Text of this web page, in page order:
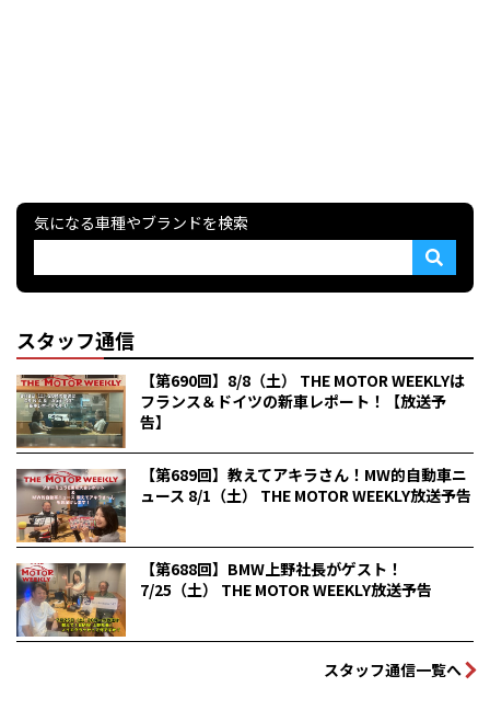
気になる車種やブランドを検索
スタッフ通信
【第690回】8/8（土） THE MOTOR WEEKLYは
フランス＆ドイツの新車レポート！【放送予
告】
【第689回】教えてアキラさん！MW的自動車ニ
ュース 8/1（土） THE MOTOR WEEKLY放送予告
【第688回】BMW上野社長がゲスト！
7/25（土） THE MOTOR WEEKLY放送予告
スタッフ通信一覧へ